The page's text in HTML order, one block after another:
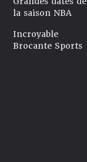
la saison NBA
Incroyable
Brocante Sports